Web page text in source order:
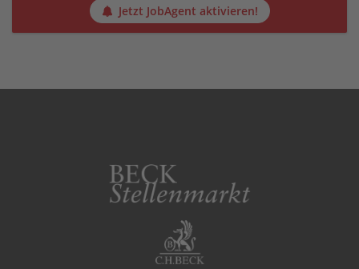
Jetzt JobAgent aktivieren!